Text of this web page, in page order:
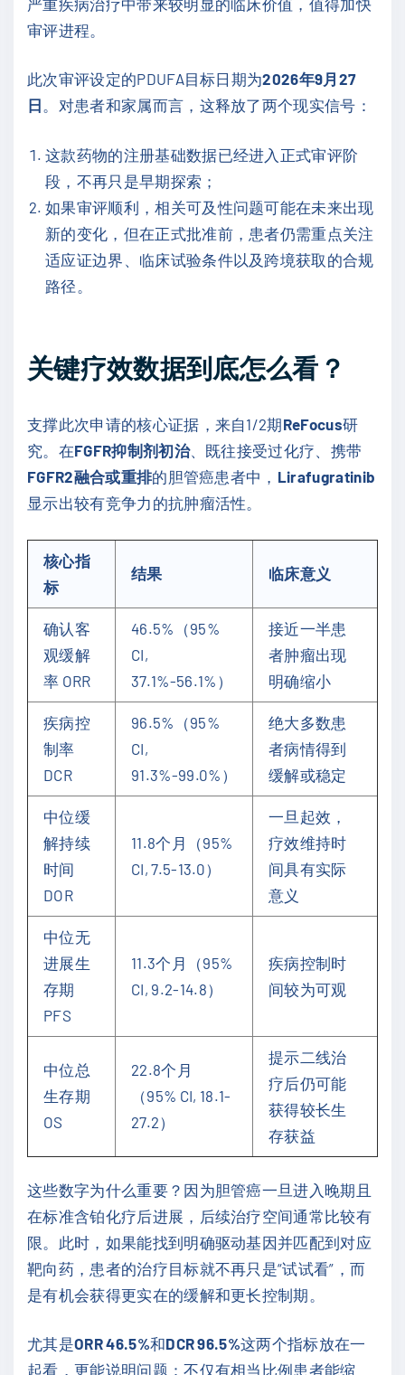
审评进程。
此次审评设定的PDUFA目标日期为2026年9月27
日 。对患者和家属而言，这释放了两个现实信号：
这款药物的注册基础数据已经进入正式审评阶
段，不再只是早期探索；
如果审评顺利，相关可及性问题可能在未来出现
新的变化，但在正式批准前，患者仍需重点关注
适应证边界、临床试验条件以及跨境获取的合规
路径。
关键疗效数据到底怎么看？
支撑此次申请的核心证据，来自1/2期ReFocus研
究。在FGFR抑制剂初治、既往接受过化疗、携带
FGFR2融合或重排的胆管癌患者中， Lirafugratinib
显示出较有竞争力的抗肿瘤活性。
核心指
标
结果 临床意义
确认客
观缓解
率 ORR
46.5%（95%
CI,
37.1%-56.1%）
接近一半患
者肿瘤出现
明确缩小
疾病控
制率
DCR
96.5%（95%
CI,
91.3%-99.0%）
绝大多数患
者病情得到
缓解或稳定
中位缓
解持续
时间
DOR
11.8个月（95%
CI, 7.5-13.0）
一旦起效，
疗效维持时
间具有实际
意义
中位无
进展生
存期
PFS
11.3个月（95%
CI, 9.2-14.8）
疾病控制时
间较为可观
中位总
生存期
OS
22.8个月
（95% CI, 18.1-
27.2）
提示二线治
疗后仍可能
获得较长生
存获益
这些数字为什么重要？因为胆管癌一旦进入晚期且
在标准含铂化疗后进展，后续治疗空间通常比较有
限。此时，如果能找到明确驱动基因并匹配到对应
靶向药，患者的治疗目标就不再只是“试试看”，而
是有机会获得更实在的缓解和更长控制期。
尤其是ORR 46.5%和DCR 96.5%这两个指标放在一
起看，更能说明问题：不仅有相当比例患者能缩